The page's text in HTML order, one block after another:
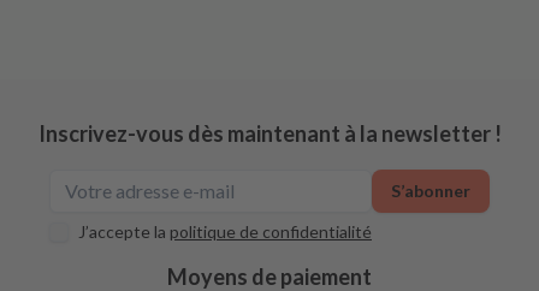
Inscrivez-vous dès maintenant à la newsletter !
J’accepte la politique de confidentialité
S’abonner
Moyens de paiement